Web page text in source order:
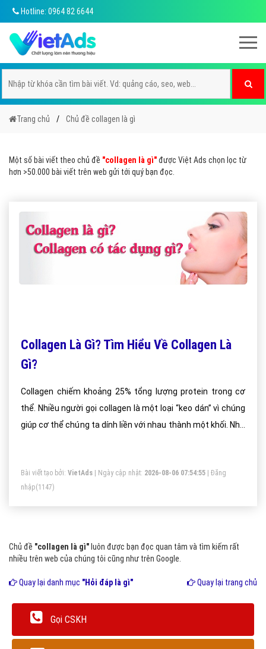
Hotline: 0964 82 6644
Trang chủ Chủ đề collagen là gì
Một số bài viết theo chủ đề "collagen là gì"được Việt Ads chọn lọc từ
hơn >50.000 bài viết trên web gửi tới quý bạn đọc.
Collagen Là Gì? Tìm Hiểu Về Collagen Là
Gì?
Collagen chiếm khoảng 25% tổng lượng protein trong cơ
thể. Nhiều người gọi collagen là một loại “keo dán” vì chúng
giúp cơ thể chúng ta dính liền với nhau thành một khối. Nhờ
Bài viết tạo bởi: VietAds | Ngày cập nhật: 2026-08-06 07:54:55
Đăng
nhập(1147)
Chủ đề "collagen là gì" luôn được bạn đọc quan tâm và tìm kiếm rất
nhiều trên web của chúng tôi cũng như trên Google.
Quay lại danh mục "Hỏi đáp là gì" Quay lại trang chủ
Gọi CSKH